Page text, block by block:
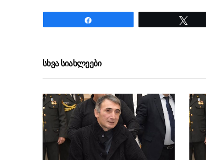
სხვა სიახლეები